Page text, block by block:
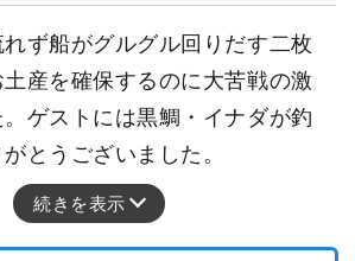
ず船がグルグル回りだす二枚
産を確保するのに大苦戦の激
ゲストには黒鯛・イナダが釣
とうございました。
続きを表示